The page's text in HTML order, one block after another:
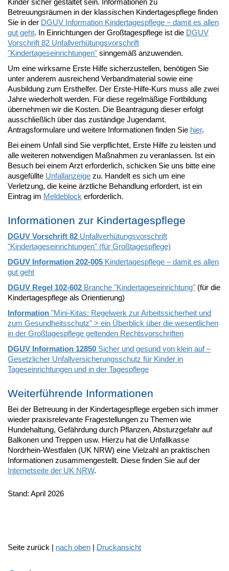
Betreuungsräumen in der klassischen Kindertagespflege finden
Sie in der DGUV Information Kindertagespflege – damit es allen
gut geht. In Einrichtungen der Großtagespflege ist die DGUV
Vorschrift 82 Unfallverhütungsvorschrift
"Kindertageseinrichtungen" sinngemäß anzuwenden.
Um eine wirksame Erste Hilfe sicherzustellen, benötigen Sie
unter anderem ausreichend Verbandmaterial sowie eine
Ausbildung zum Ersthelfer. Der Erste-Hilfe-Kurs muss alle zwei
Jahre wiederholt werden. Für diese regelmäßige Fortbildung
übernehmen wir die Kosten. Die Beantragung dieser erfolgt
ausschließlich über das zuständige Jugendamt.
Antragsformulare und weitere Informationen finden Sie hier.
Bei einem Unfall sind Sie verpflichtet, Erste Hilfe zu leisten und
alle weiteren notwendigen Maßnahmen zu veranlassen. Ist ein
Besuch bei einem Arzt erforderlich, schicken Sie uns bitte eine
ausgefüllte Unfallanzeige zu. Handelt es sich um eine
Verletzung, die keine ärztliche Behandlung erfordert, ist ein
Eintrag im Meldeblock erforderlich.
Informationen zur Kindertagespflege
DGUV Vorschrift 82 Unfallverhütungsvorschrift
"Kindertageseinrichtungen" (für Großtagespflege)
DGUV Information 202-005 Kindertagespflege – damit es allen
gut geht
DGUV Regel 102-602 Branche "Kindertageseinrichtung" (für die
Kindertagespflege als Orientierung)
Information "Mini-Kitas: Regelwerk zur Arbeitssicherheit und
zum Gesundheitsschutz" > ein Überblick über die wesentlichen
in der Großtagespflege geltenden Rechtsvorschriften
DGUV Information 12850 Sicher und gesund von klein auf –
Gesetzlicher Unfallversicherungsschutz für Kinder in
Tageseinrichtungen und in der Tagespflege
Weiterführende Informationen
Bei der Betreuung in der Kindertagespflege ergeben sich immer
wieder praxisrelevante Fragestellungen zu Themen wie
Hundehaltung, Gefährdung durch Pflanzen, Absturzgefahr auf
Balkonen und Treppen usw. Hierzu hat die Unfallkasse
Nordrhein-Westfalen (UK NRW) eine Vielzahl an praktischen
Informationen zusammengestellt. Diese finden Sie auf der
Internetseite der UK NRW.
Stand: April 2026
Seite zurück | nach oben | Druckansicht